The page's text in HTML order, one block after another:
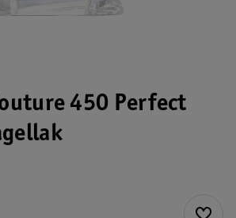
450 Perfect